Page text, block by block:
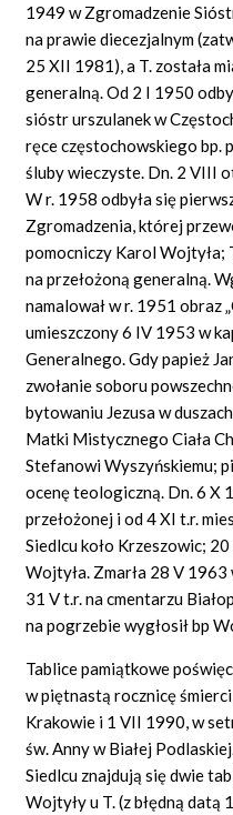
1949 w Zgromadzenie
na prawie diecezjalnym
25 XII 1981), a T. została
generalną. Od 2 I 1950
sióstr urszulanek w
ręce częstochowskiego bp.
śluby wieczyste. Dn. 2 VIII
W r. 1958 odbyła się
Zgromadzenia, której
pomocniczy Karol Wojtyła;
na przełożoną generalną.
namalował w r. 1951 obraz
umieszczony 6 IV 1953 w
Generalnego. Gdy papież
zwołanie soboru
bytowaniu Jezusa w
Matki Mistycznego Ciała
Stefanowi Wyszyńskiemu;
ocenę teologiczną. Dn. 6 X
przełożonej i od 4 XI t.r.
Siedlcu koło Krzeszowic;
Wojtyła. Zmarła 28 V 1963
31 V t.r. na cmentarzu
na pogrzebie wygłosił bp
Tablice pamiątkowe
w piętnastą rocznicę
Krakowie i 1 VII 1990, w
św. Anny w Białej
Siedlcu znajdują się dwie
Wojtyły u T. (z błędną